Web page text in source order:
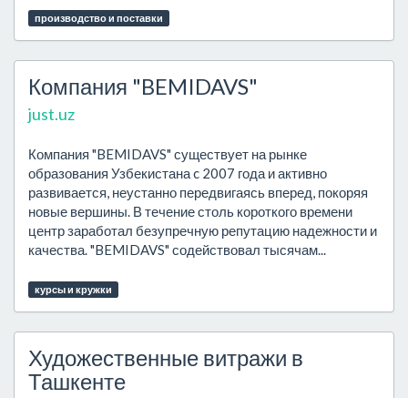
производство и поставки
Компания "BEMIDAVS"
just.uz
Компания "BEMIDAVS" существует на рынке
образования Узбекистана c 2007 года и активно
развивается, неустанно передвигаясь вперед, покоряя
новые вершины. В течение столь короткого времени
центр заработал безупречную репутацию надежности и
качества. "BEMIDAVS" содействовал тысячам...
курсы и кружки
Художественные витражи в
Ташкенте